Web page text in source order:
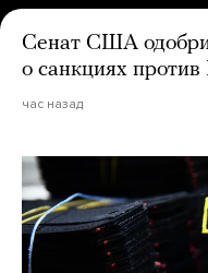
Сенат США
о санкциях против
час назад